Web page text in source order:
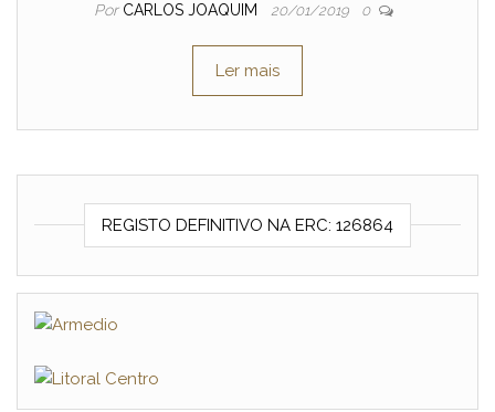
Por CARLOS JOAQUIM 20/01/2019 0
Ler mais
REGISTO DEFINITIVO NA ERC: 126864